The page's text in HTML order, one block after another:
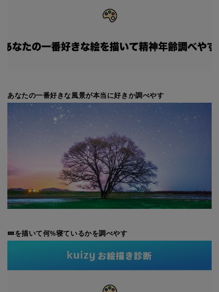
あなたの一番好きな風景が本当に好きか調べやす
💤を描いて何%寝ているかを調べやす